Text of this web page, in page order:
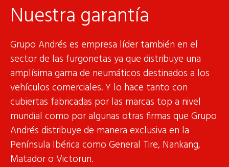
Nuestra garantía
Grupo Andrés es empresa líder también en el
sector de las furgonetas ya que distribuye una
amplísima gama de neumáticos destinados a los
vehículos comerciales. Y lo hace tanto con
cubiertas fabricadas por las marcas top a nivel
mundial como por algunas otras firmas que Grupo
Andrés distribuye de manera exclusiva en la
Península Ibérica como General Tire, Nankang,
Matador o Victorun.